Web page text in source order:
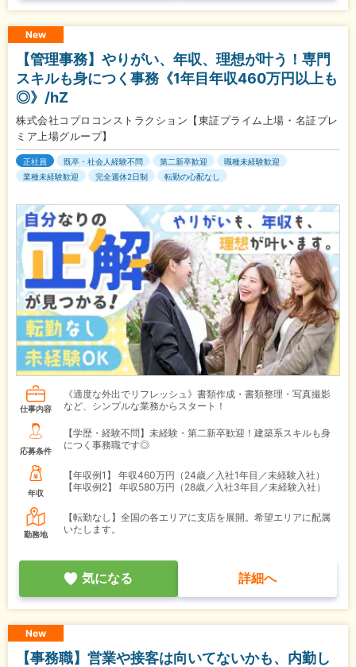
New
【管理事務】やりがい、年収、理想が叶う！専門
スキルも身につく事務《1年目年収460万円以上も
◎》/hZ
株式会社コプロコンストラクション【東証プライム上場・名証プレ
ミア上場グループ】
正社員 既卒・社会人経験不問 第二新卒歓迎
職種未経験歓迎
業種未経験歓迎
完全週休2日制 転勤の心配なし
仕事内容
《適度な外出でリフレッシュ》書類作成・書類整理・写真撮影
など、シンプルな業務からスタート！
応募条件
【学歴・経験不問】未経験・第二新卒歓迎！建築系スキルも身
につく事務職です◎
年収
【年収例1】
年収460万円（24歳／入社1年目／未経験入社）
【年収例2】
年収580万円（28歳／入社3年目／未経験入社）
勤務地
【転勤なし】全国の各エリアに支店を展開。希望エリアに配属
いたします。
気になる 詳細へ
New
【事務職】営業や接客は向いてないかも、内勤し